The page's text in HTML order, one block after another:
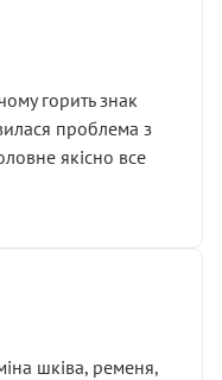
горить знак
проблема з
якісно все
шківа, ременя,